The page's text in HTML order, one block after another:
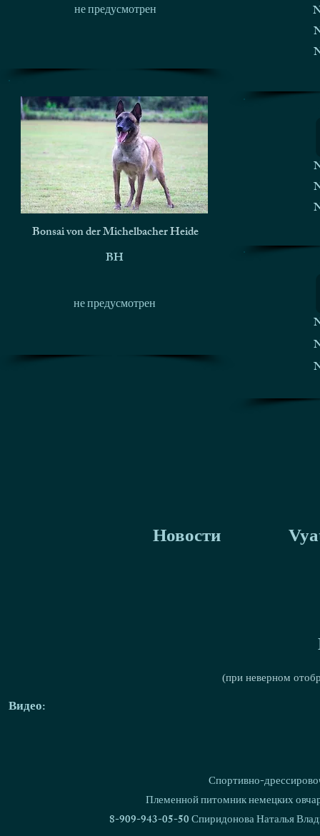
не предусмотрен
Bonsai von der Michelbacher Heide
BH
не предусмотрен
Новости
(при неверном
Видео:
Спортивно-
Племенной питомник немецких
8-909-943-05-50 Спиридонова Наталья